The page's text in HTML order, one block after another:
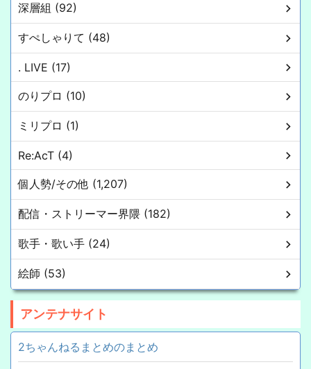
深層組 (92)
すぺしゃりて (48)
. LIVE (17)
のりプロ (10)
ミリプロ (1)
Re:AcT (4)
個人勢/その他 (1,207)
配信・ストリーマー界隈 (182)
歌手・歌い手 (24)
絵師 (53)
アンテナサイト
2ちゃんねるまとめのまとめ